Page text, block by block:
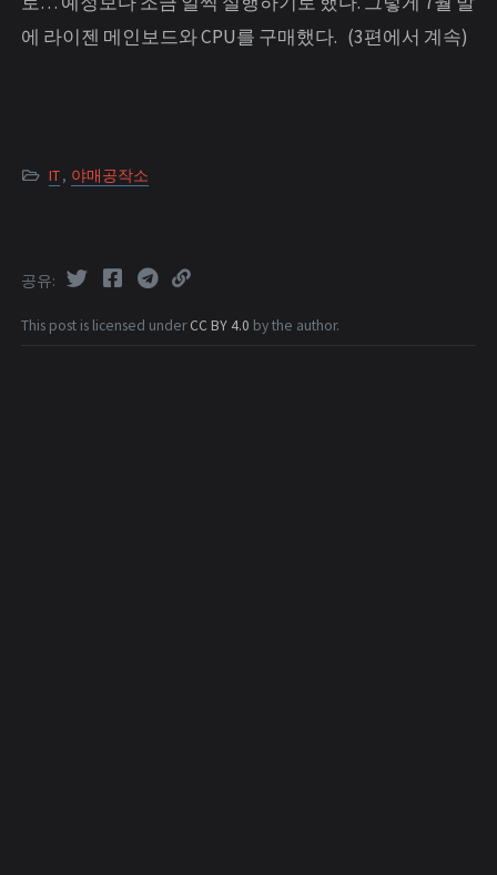
에 라이젠 메인보드와 CPU를 구매했다. (3편에서 계속)
IT, 야매공작소
This post is licensed underCC BY 4.0 by the author.
공유